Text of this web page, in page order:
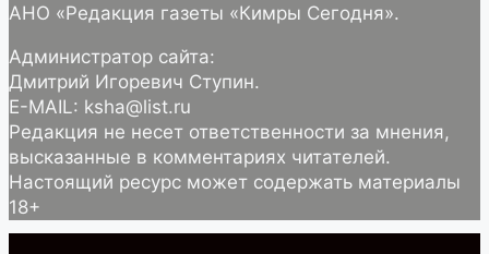
АНО «Редакция газеты «Кимры Сегодня».
Администратор сайта:
Дмитрий Игоревич Ступин.
E-MAIL: ksha@list.ru
Редакция не несет ответственности за мнения,
высказанные в комментариях читателей.
Настоящий ресурс может содержать материалы
18+